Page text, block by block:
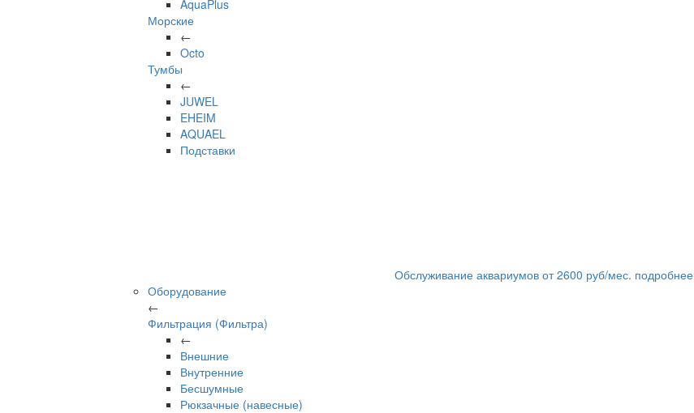
AquaPlus
Морские
←
Octo
Тумбы
←
JUWEL
EHEIM
AQUAEL
Подставки
Обслуживание аквариумов от2600 руб/мес. подробнее
Оборудование
←
Фильтрация (Фильтра)
←
Внешние
Внутренние
Бесшумные
Рюкзачные (навесные)